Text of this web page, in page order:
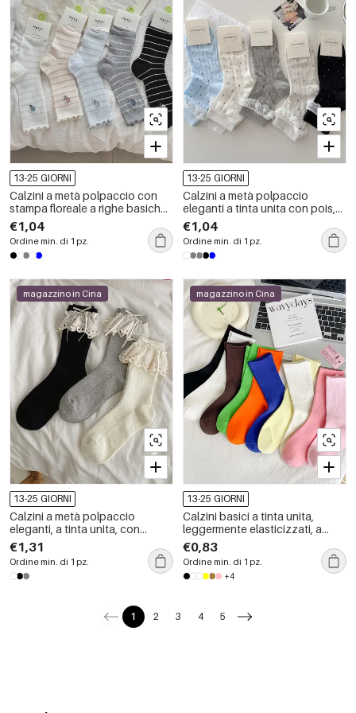
13-25 GIORNI
Calzini a metà polpaccio con
stampa floreale a righe basiche
e leggero rimbalzo
€1,04
Ordine min. di 1 pz.
13-25 GIORNI
Calzini a metà polpaccio
eleganti a tinta unita con pois,
leggermente elasticizzati.
€1,04
Ordine min. di 1 pz.
magazzino in Cina
13-25 GIORNI
Calzini a metà polpaccio
eleganti, a tinta unita, con
leggera elasticità.
€1,31
Ordine min. di 1 pz.
magazzino in Cina
13-25 GIORNI
Calzini basici a tinta unita,
leggermente elasticizzati, a
metà polpaccio.
€0,83
Ordine min. di 1 pz.
+4
1 2 3 4 5